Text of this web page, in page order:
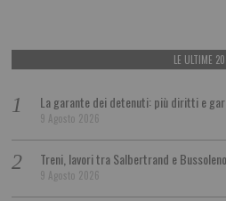
LE ULTIME 20
La garante dei detenuti: più diritti e
9 Agosto 2026
Treni, lavori tra Salbertrand e Bussoleno
9 Agosto 2026